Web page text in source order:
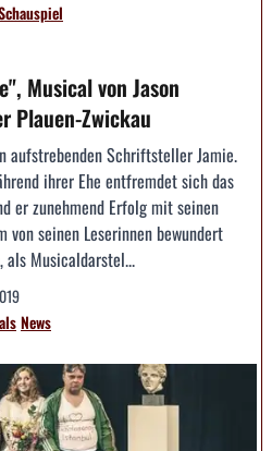
Musical von Jason
Plauen-Zwickau
aufstrebenden Schriftsteller Jamie.
ihrer Ehe entfremdet sich das
er zunehmend Erfolg mit seinen
von seinen Leserinnen bewundert
als Musicaldarstel...
News